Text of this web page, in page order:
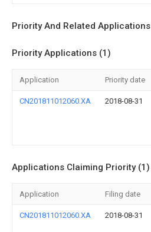
Priority And Related Applications
Priority Applications (1)
Application Priority date
CN201811012060.XA 2018-08-31
Applications Claiming Priority (1)
Application Filing date
CN201811012060.XA 2018-08-31